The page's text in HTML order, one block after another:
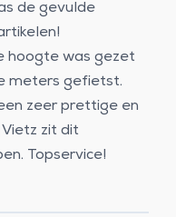
de gevulde
hoogte was gezet
meters gefietst.
zeer prettige en
zit dit
Topservice!